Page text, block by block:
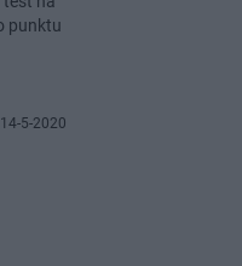
punktu
5-2020